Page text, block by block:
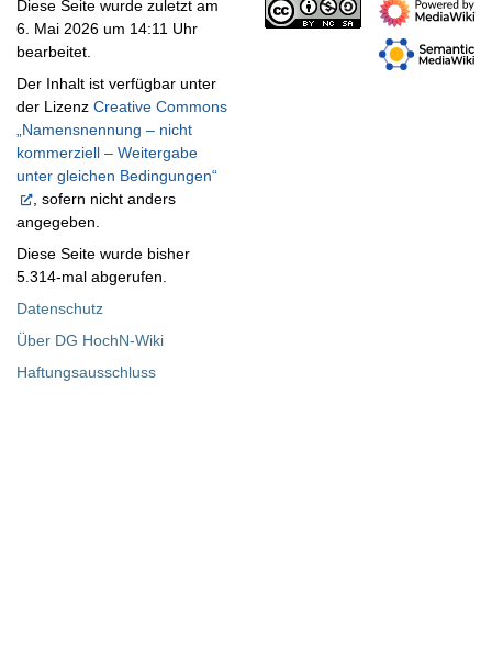
Diese Seite wurde zuletzt am
6. Mai 2026 um 14:11 Uhr
bearbeitet.
Der Inhalt ist verfügbar unter
der Lizenz Creative Commons
„Namensnennung – nicht
kommerziell – Weitergabe
unter gleichen Bedingungen“
, sofern nicht anders
angegeben.
Diese Seite wurde bisher
5.314-mal abgerufen.
Datenschutz
Über DG HochN-Wiki
Haftungsausschluss